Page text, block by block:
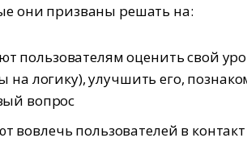
они призваны решать на:
пользователям оценить свой
на логику), улучшить его,
вопрос
вовлечь пользователей в контакт